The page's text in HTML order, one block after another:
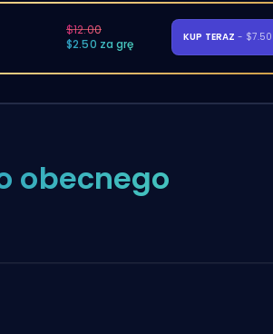
$12.00
$2.50 za grę
KUP TERAZ - $7.50
obecnego